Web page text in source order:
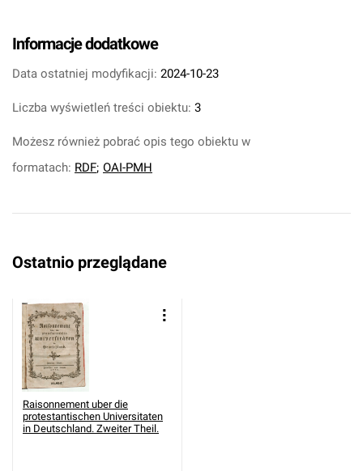
Informacje dodatkowe
Data ostatniej modyfikacji: 2024-10-23
Liczba wyświetleń treści obiektu: 3
Możesz również pobrać opis tego obiektu w
formatach: RDF; OAI-PMH
Ostatnio przeglądane
Raisonnement uber die
protestantischen Universitaten
in Deutschland. Zweiter Theil.